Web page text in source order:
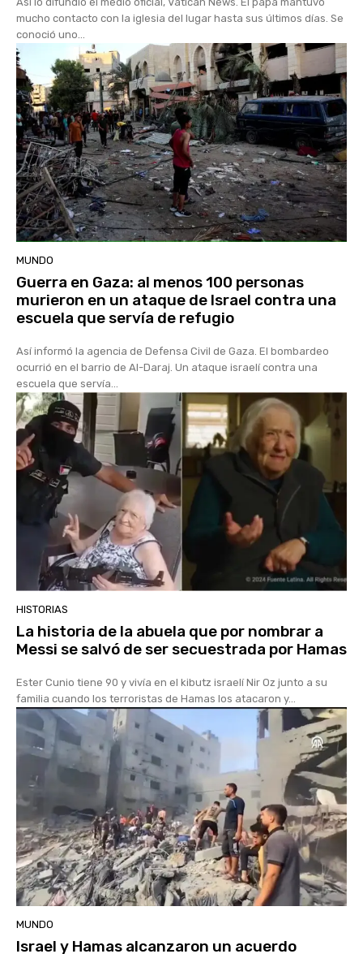
mucho contacto con la iglesia del lugar hasta sus últimos días. Se
conoció uno...
MUNDO
Guerra en Gaza: al menos 100 personas
murieron en un ataque de Israel contra una
escuela que servía de refugio
Así informó la agencia de Defensa Civil de Gaza. El bombardeo
ocurrió en el barrio de Al-Daraj. Un ataque israelí contra una
escuela que servía...
HISTORIAS
La historia de la abuela que por nombrar a
Messi se salvó de ser secuestrada por Hamas
Ester Cunio tiene 90 y vivía en el kibutz israelí Nir Oz junto a su
familia cuando los terroristas de Hamas los atacaron y...
MUNDO
Israel y Hamas alcanzaron un acuerdo